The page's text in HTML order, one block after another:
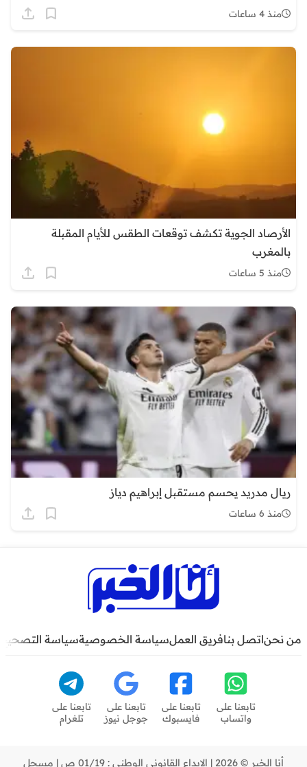
منذ 4 ساعات
الأرصاد الجوية تكشف توقعات الطقس للأيام المقبلة
بالمغرب
منذ 5 ساعات
ريال مدريد يحسم مستقبل إبراهيم دياز
منذ 6 ساعات
من نحناتصل بنافريق العملسياسة الخصوصيةسياسة التصحيح
تابعنا على
واتساب
تابعنا على
فايسبوك
تابعنا على
جوجل نيوز
تابعنا على
تلغرام
أنا الخبر © 2026 | الإيداع القانوني الوطني : 01/19 ص | مسجل